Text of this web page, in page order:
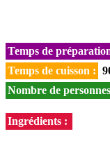
Temps de
Temps de cuisson :
Nombre de
Ingrédients :